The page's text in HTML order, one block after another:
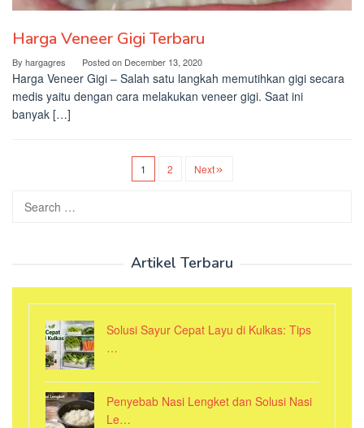
Harga Veneer Gigi Terbaru
By hargagres Posted on December 13, 2020
Harga Veneer Gigi – Salah satu langkah memutihkan gigi secara
medis yaitu dengan cara melakukan veneer gigi. Saat ini
banyak […]
1 2 Next
Search
Artikel Terbaru
Solusi Sayur Cepat Layu di Kulkas: Tips
…
Penyebab Nasi Lengket dan Solusi Nasi
Le…